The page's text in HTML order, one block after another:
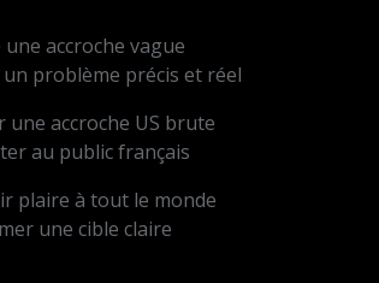
accroche vague
problème précis et réel
une accroche US brute
au public français
plaire à tout le monde
une cible claire